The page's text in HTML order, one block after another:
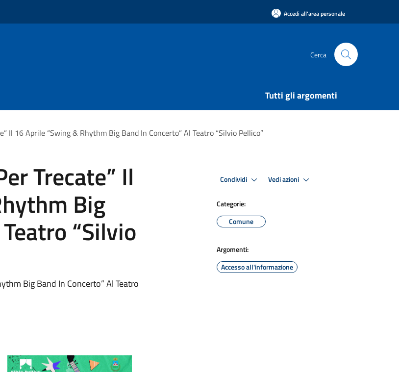
Accedi all'area personale
Cerca
Tutti gli argomenti
Il 16 Aprile “Swing & Rhythm Big Band In Concerto” Al Teatro “Silvio Pellico”
Trecate” Il
Big
“Silvio
Big Band In Concerto” Al Teatro
Condividi Vedi azioni
Categorie:
Comune
Argomenti:
Accesso all'informazione